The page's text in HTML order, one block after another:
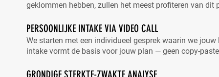
geklommen hebben, zullen het meest profiteren van dit
PERSOONLIJKE INTAKE VIA VIDEO CALL
We starten met een individueel gesprek waarin we
intake vormt de basis voor jouw plan — geen copy-
GRONDIGE STERKTE-ZWAKTE ANALYSE